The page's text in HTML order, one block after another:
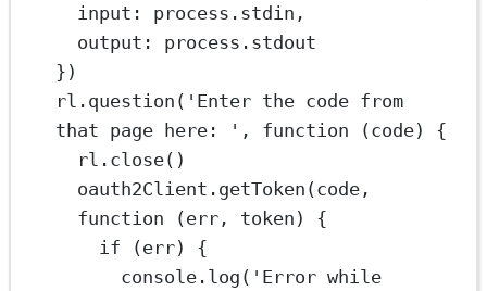
input: process.stdin,
output: process.stdout
})
rl. question ( 'Enter the code from
that page here: ' , function (code) {
rl. close()
oauth2Client. getToken
function (err , token ) {
if (err) {
console. log ( 'Error while